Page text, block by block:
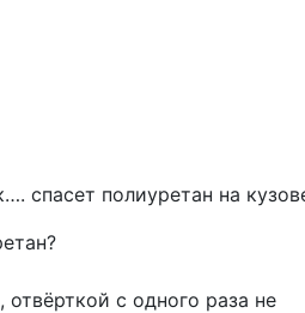
спасет полиуретан на
с одного раза не